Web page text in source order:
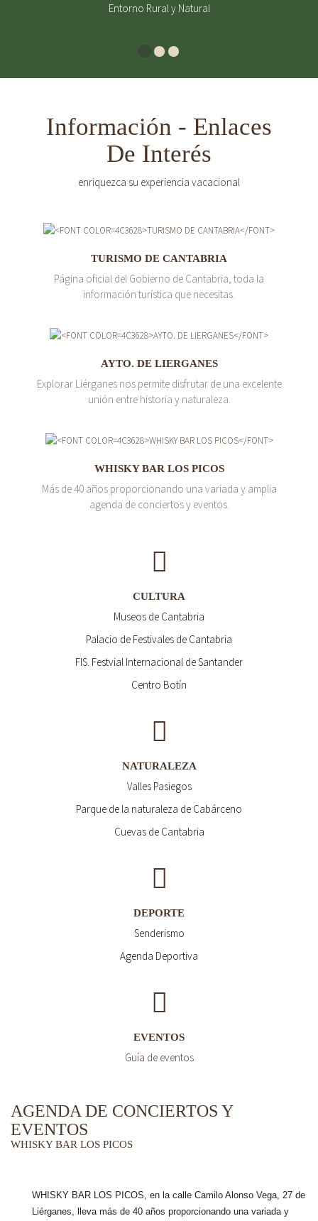
Entorno Rural y Natural
Información - Enlaces
De Interés
enriquezca su experiencia vacacional
TURISMO DE CANTABRIA
Página oficial del Gobierno de Cantabria, toda la
información turística que necesitas.
AYTO. DE LIERGANES
Explorar Liérganes nos permite disfrutar de una excelente
unión entre historia y naturaleza.
WHISKY BAR LOS PICOS
Más de 40 años proporcionando una variada y amplia
agenda de conciertos y eventos.
CULTURA
Museos de Cantabria
Palacio de Festivales de Cantabria
FIS. Festvial Internacional de Santander
Centro Botín
NATURALEZA
Valles Pasiegos
Parque de la naturaleza de Cabárceno
Cuevas de Cantabria
DEPORTE
Senderismo
Agenda Deportiva
EVENTOS
Guía de eventos
AGENDA DE CONCIERTOS Y
EVENTOS
WHISKY BAR LOS PICOS
WHISKY BAR LOS PICOS, en la calle Camilo Alonso Vega, 27 de
Liérganes, lleva más de 40 años proporcionando una variada y